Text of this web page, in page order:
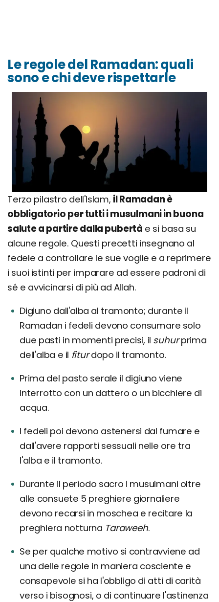
Le regole del Ramadan: quali
sono e chi deve rispettarle
Terzo pilastro dell'Islam, il Ramadan è
obbligatorio per tutti i musulmani in buona
salute a partire dalla pubertà e si basa su
alcune regole. Questi precetti insegnano al
fedele a controllare le sue voglie e a reprimere
i suoi istinti per imparare ad essere padroni di
sé e avvicinarsi di più ad Allah.
Digiuno dall'alba al tramonto; durante il
Ramadan i fedeli devono consumare solo
due pasti in momenti precisi, il suhurprima
dell'alba e il fiturdopo il tramonto.
Prima del pasto serale il digiuno viene
interrotto con un dattero o un bicchiere di
acqua.
I fedeli poi devono astenersi dal fumare e
dall'avere rapporti sessuali nelle ore tra
l'alba e il tramonto.
Durante il periodo sacro i musulmani oltre
alle consuete 5 preghiere giornaliere
devono recarsi in moschea e recitare la
preghiera notturna Taraweeh.
Se per qualche motivo si contravviene ad
una delle regole in maniera cosciente e
consapevole si ha l'obbligo di atti di carità
verso i bisognosi, o di continuare l'astinenza